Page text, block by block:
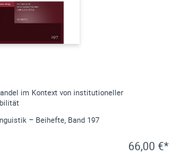
im Kontext von institutioneller
– Beihefte, Band 197
66,00 €*